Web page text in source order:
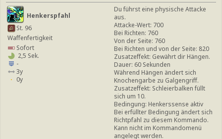
Henkerspfahl
St. 96
Waffenfertigkeit
Sofort
2,5 Sek.
-
3y
0y
Du führst eine physische Attacke
aus.
Attacke-Wert: 700
Bei Richten: 760
Von der Seite: 760
Bei Richten und von der Seite: 820
Zusatzeffekt: Gewährt dir Hängen.
Dauer: 60 Sekunden
Während Hängen ändert sich
Knochengarbe zu Galgengriff.
Zusatzeffekt: Schleierbalken füllt
sich um 10.
Bedingung: Henkerssense aktiv
Bei erfüllter Bedingung ändert sich
Richtpfahl zu diesem Kommando.
Kann nicht im Kommandomenü
angelegt werden.